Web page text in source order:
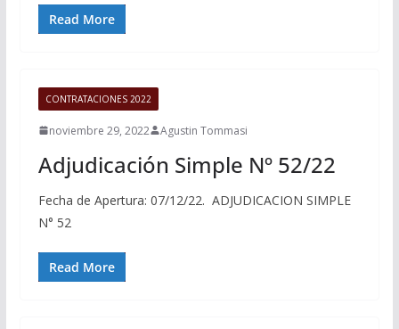
Read More
CONTRATACIONES 2022
noviembre 29, 2022 Agustin Tommasi
Adjudicación Simple Nº 52/22
Fecha de Apertura: 07/12/22. ADJUDICACION SIMPLE
N° 52
Read More